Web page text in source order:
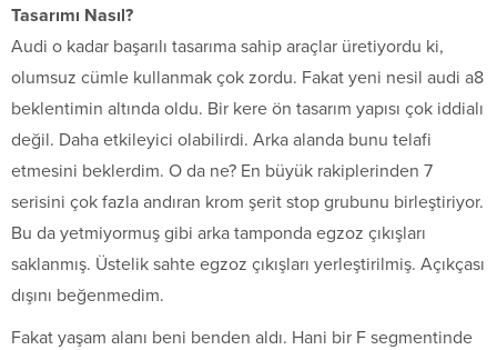
Tasarımı Nasıl?
Audi o kadar başarılı tasarıma sahip araçlar üretiyordu ki,
olumsuz cümle kullanmak çok zordu. Fakat yeni nesil audi a8
beklentimin altında oldu. Bir kere ön tasarım yapısı çok iddialı
değil. Daha etkileyici olabilirdi. Arka alanda bunu telafi
etmesini beklerdim. O da ne? En büyük rakiplerinden 7
serisini çok fazla andıran krom şerit stop grubunu birleştiriyor.
Bu da yetmiyormuş gibi arka tamponda egzoz çıkışları
saklanmış. Üstelik sahte egzoz çıkışları yerleştirilmiş. Açıkçası
dışını beğenmedim.
Fakat yaşam alanı beni benden aldı. Hani bir F segmentinde